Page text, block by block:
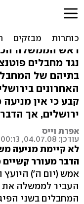
מזוז: אין
להרוס
ראש הממשלה
נגד מחבלים
בתיהם של
האחרונים
קבע כי אין
ירושלים, אך
אפרת וייס
עודכן: 04.07.08, 00:13
לא קיימת מניעה
הדבר מעורר
אמש (יום ה') היועץ
העביר לממשלה את
המחבלים בשני